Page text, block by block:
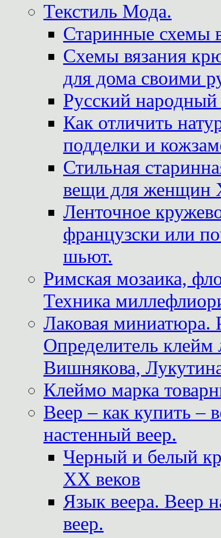
Текстиль Мода.
Старинные схемы
Схемы вязания
для дома своими
Русский
Как отличить
подделки и
Стильная
вещи для женщин
Ленточное
французски или
шьют.
Римская мозаика,
Техника
Лаковая миниатюра.
Определитель
Вишнякова,
Клеймо марка
Веер – как купить –
настенный веер.
Черный и белый
XX веков
Язык веера. Веер
веер.